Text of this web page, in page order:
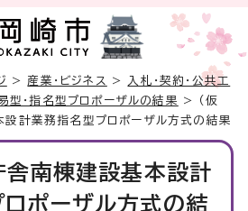
> 産業・ビジネス >
入札・契約・公共工
型・指名型プロポーザルの結果
> （仮
設計業務指名型プロポーザル方式の結果
舎南棟建設基本設計
ポーザル方式の結